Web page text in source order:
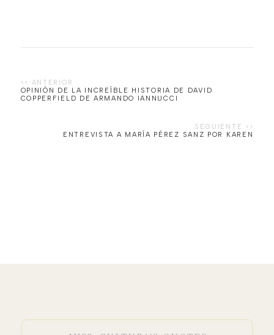
OPINIÓN DE LA INCREÍBLE HISTORIA DE DAVID
COPPERFIELD DE ARMANDO IANNUCCI
ENTREVISTA A MARÍA PÉREZ SANZ POR KAREN